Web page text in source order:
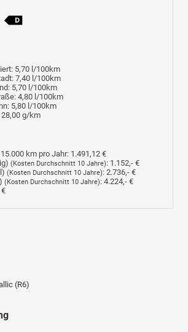
5,70 l/100km
7,40 l/100km
5,70 l/100km
4,80 l/100km
5,80 l/100km
g/km
km pro Jahr: 1.491,12 €
(Kosten Durchschnitt 10 Jahre): 1.152,- €
(Kosten Durchschnitt 10 Jahre): 2.736,- €
(Kosten Durchschnitt 10 Jahre): 4.224,- €
€
(R6)